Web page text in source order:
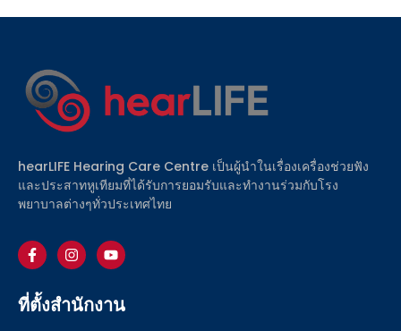
hearLIFE Hearing Care Centre เป็นผู้นำในเรื่องเครื่องช่วยฟัง
และประสาทหูเทียมที่ได้รับการยอมรับและทำงานร่วมกับโรง
พยาบาลต่างๆทั่วประเทศไทย
ที่ตั้งสำนักงาน